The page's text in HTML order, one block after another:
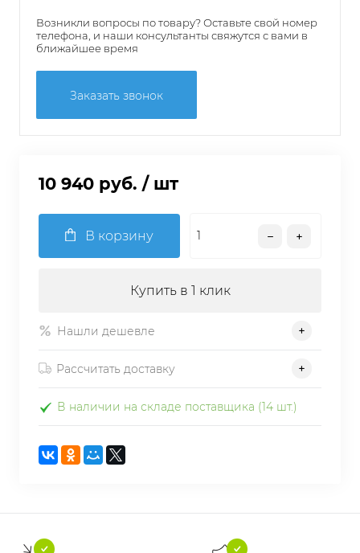
Возникли вопросы по товару? Оставьте свой номер
телефона, и наши консультанты свяжутся с вами в
ближайшее время
Заказать звонок
10 940 руб. / шт
В корзину
Купить в 1 клик
Нашли дешевле
Рассчитать доставку
В наличии на складе поставщика (14 шт.)